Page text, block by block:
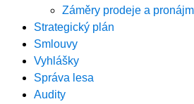
Záměry prodeje a
Strategický plán
Smlouvy
Vyhlášky
Správa lesa
Audity